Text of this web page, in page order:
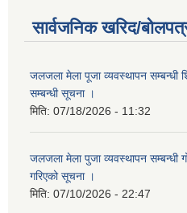
सार्वजनिक खरिद/
जलजला मेला पूजा व्यवस्थापन सम्बन्धी
सम्बन्धी सूचना ।
मिति: 07/18/2026 - 11:32
जलजला मेला पुजा व्यवस्थापन सम्बन्धी
गरिएको सूचना ।
मिति: 07/10/2026 - 22:47